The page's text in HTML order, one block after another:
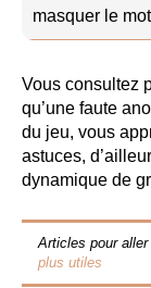
masquer le mot
Vous consultez
qu’une faute
du jeu, vous
astuces,
dynamique de
Articles pour
plus utiles